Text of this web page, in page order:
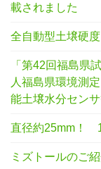
載されました
全自動型土壌硬
「第42回福島県
人福島県環境測
能土壌水分セン
直径約25mm！
ミズトールのご